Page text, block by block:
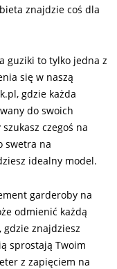
znajdzie coś dla
guziki to tylko jedna z
się w naszą
gdzie każda
do swoich
czegoś na
swetra na
idealny model.
garderoby na
odmienić każdą
gdzie znajdziesz
sprostają Twoim
z zapięciem na